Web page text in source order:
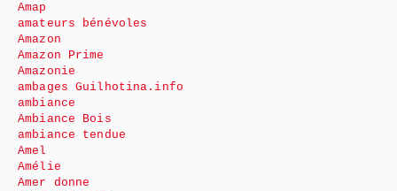
Amap
amateurs bénévoles
Amazon
Amazon Prime
Amazonie
ambages Guilhotina.info
ambiance
Ambiance Bois
ambiance tendue
Amel
Amélie
Amer donne